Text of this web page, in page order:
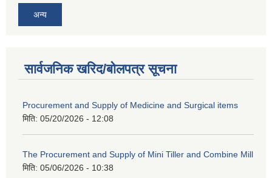
अन्य
सार्वजनिक खरिद/बोलपत्र सूचना
Procurement and Supply of Medicine and Surgical items
मिति: 05/20/2026 - 12:08
The Procurement and Supply of Mini Tiller and Combine Mill
मिति: 05/06/2026 - 10:38